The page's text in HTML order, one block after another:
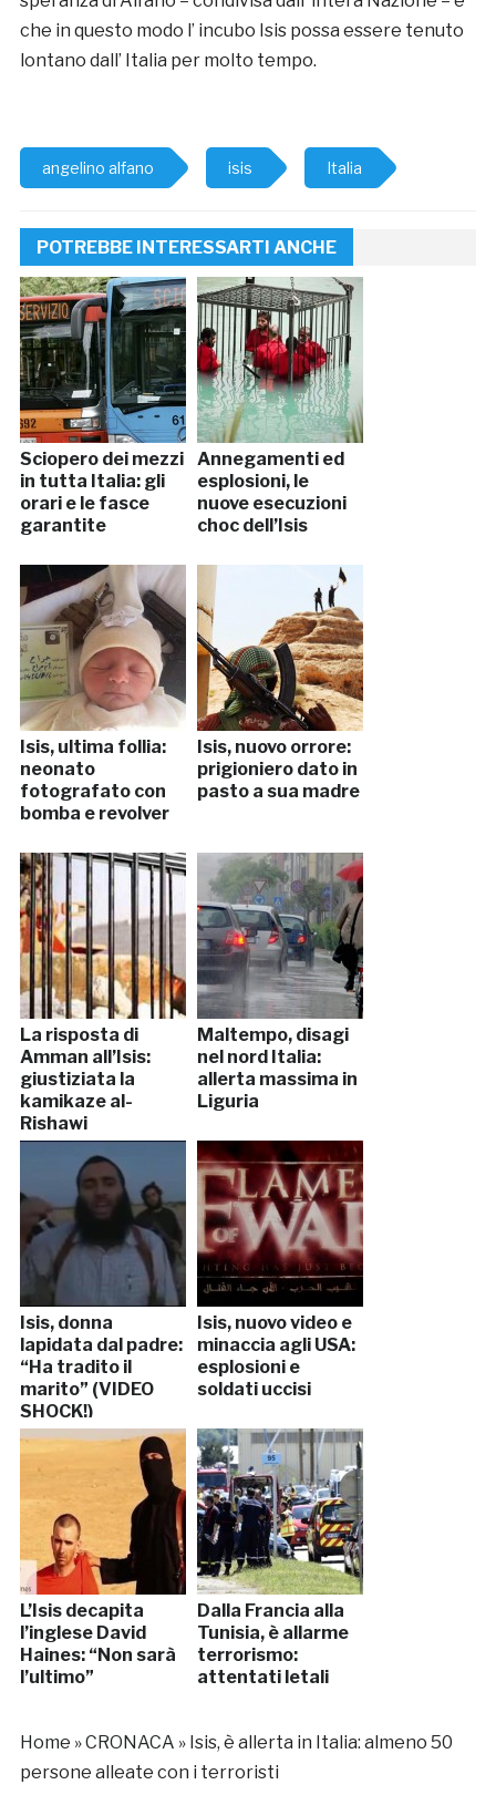
che in questo modo l’ incubo Isis possa essere tenuto
lontano dall’ Italia per molto tempo.
angelino alfano isis Italia
POTREBBE INTERESSARTI ANCHE
Sciopero dei mezzi
in tutta Italia: gli
orari e le fasce
garantite
Annegamenti ed
esplosioni, le
nuove esecuzioni
choc dell’Isis
Isis, ultima follia:
neonato
fotografato con
bomba e revolver
Isis, nuovo orrore:
prigioniero dato in
pasto a sua madre
La risposta di
Amman all’Isis:
giustiziata la
kamikaze al-
Rishawi
Maltempo, disagi
nel nord Italia:
allerta massima in
Liguria
Isis, donna
lapidata dal padre:
“Ha tradito il
marito” (VIDEO
SHOCK!)
Isis, nuovo video e
minaccia agli USA:
esplosioni e
soldati uccisi
L’Isis decapita
l’inglese David
Haines: “Non sarà
l’ultimo”
Dalla Francia alla
Tunisia, è allarme
terrorismo:
attentati letali
Home »CRONACA » Isis, è allerta in Italia: almeno 50
persone alleate con i terroristi